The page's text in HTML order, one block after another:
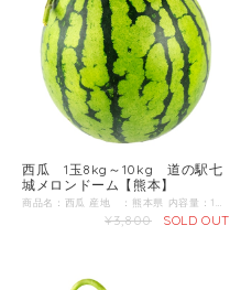
西瓜 1玉8kg～10kg 道の駅七
城メロンドーム【熊本】
¥3,800 SOLD OUT